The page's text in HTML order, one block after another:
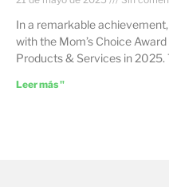
In a remarkable
with the Mom’s Choice
Products & Services in 2025.
Leer más "